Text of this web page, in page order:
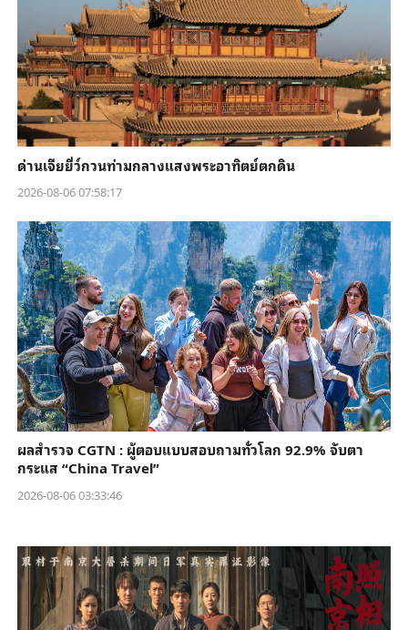
ด่านเจียยี่ว์กวนท่ามกลางแสงพระอาทิตย์ตกดิน
2026-08-06 07:58:17
ผลสำรวจ CGTN : ผู้ตอบแบบสอบถามทั่วโลก 92.9% จับตา
กระแส “China Travel”
2026-08-06 03:33:46